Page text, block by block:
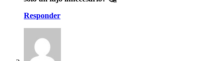
Responder